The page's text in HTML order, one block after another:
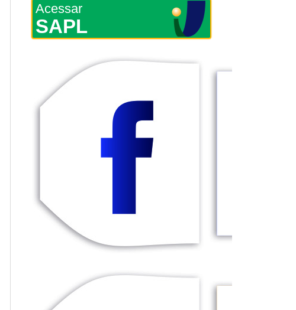
Acessar
SAPL